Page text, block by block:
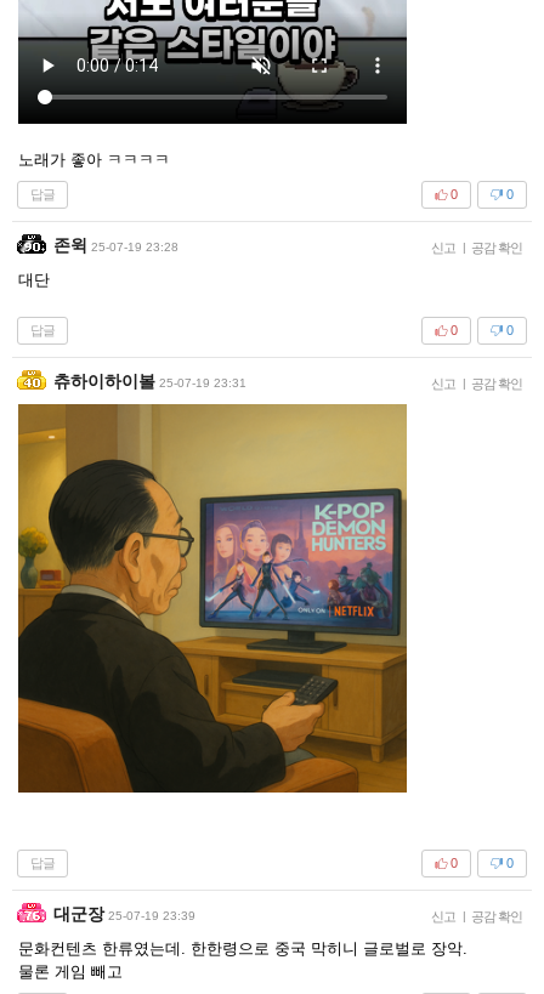
노래가 좋아 ㅋㅋㅋㅋ
답글 0
0
존윅 25-07-19 23:28 신고 | 공감 확인
대단
답글 0
0
츄하이하이볼 25-07-19 23:31 신고 | 공감 확인
답글 0
0
대군장 25-07-19 23:39 신고 | 공감 확인
문화컨텐츠 한류였는데. 한한령으로 중국 막히니 글로벌로 장악.
물론 게임 빼고